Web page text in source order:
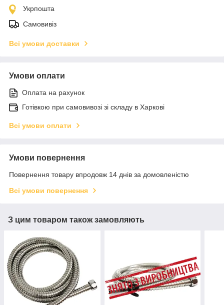
Укрпошта
Самовивіз
Всі умови доставки
Умови оплати
Оплата на рахунок
Готівкою при самовивозі зі складу в Харкові
Всі умови оплати
Умови повернення
Повернення товару впродовж 14 днів за домовленістю
Всі умови повернення
З цим товаром також замовляють